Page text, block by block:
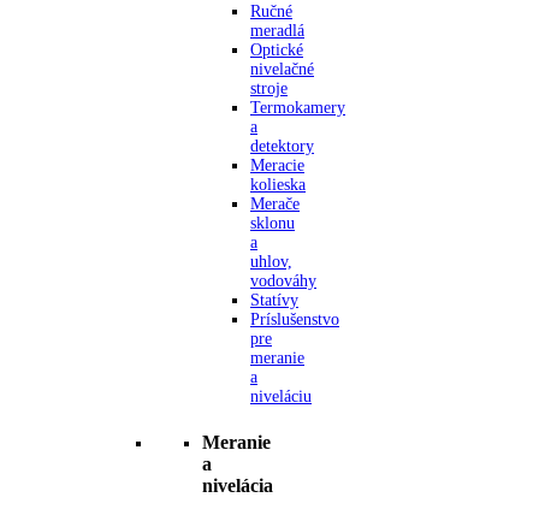
Ručné
meradlá
Optické
nivelačné
stroje
Termokamery
a
detektory
Meracie
kolieska
Merače
sklonu
a
uhlov,
vodováhy
Statívy
Príslušenstvo
pre
meranie
a
niveláciu
Meranie
a
nivelácia